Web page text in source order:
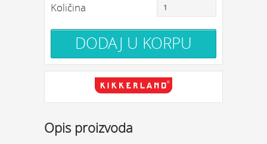
Količina
Opis proizvoda